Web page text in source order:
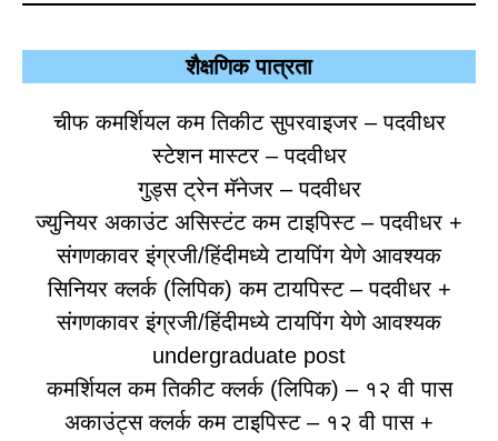
शैक्षणिक पात्रता
चीफ कमर्शियल कम तिकीट सुपरवाइजर – पदवीधर
स्टेशन मास्टर – पदवीधर
गुड्स ट्रेन मॅनेजर – पदवीधर
ज्युनियर अकाउंट असिस्टंट कम टाइपिस्ट – पदवीधर +
संगणकावर इंग्रजी/हिंदीमध्ये टायपिंग येणे आवश्यक
सिनियर क्लर्क (लिपिक) कम टायपिस्ट – पदवीधर +
संगणकावर इंग्रजी/हिंदीमध्ये टायपिंग येणे आवश्यक
undergraduate post
कमर्शियल कम तिकीट क्लर्क (लिपिक) – १२ वी पास
अकाउंट्स क्लर्क कम टाइपिस्ट – १२ वी पास +